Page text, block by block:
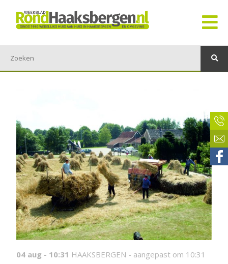
04 aug - 10:31 HAAKSBERGEN - aangepast om 10:31